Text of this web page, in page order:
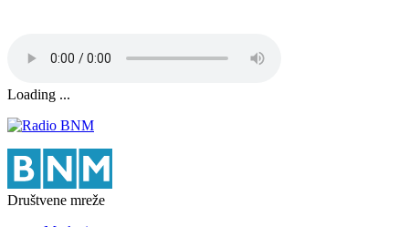
Loading ...
Društvene mreže